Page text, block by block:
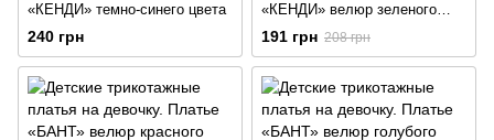
«КЕНДИ» темно-синего цвета
240 грн
«КЕНДИ» велюр зеленого
цвета
191 грн 208 грн